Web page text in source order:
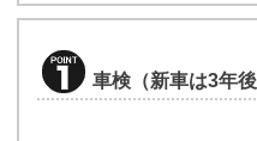
車検（新車は3年